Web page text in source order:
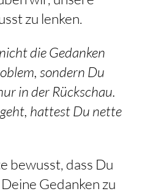
zu lenken.
die Gedanken
sondern Du
in der Rückschau.
hattest Du nette
bewusst, dass Du
Gedanken zu